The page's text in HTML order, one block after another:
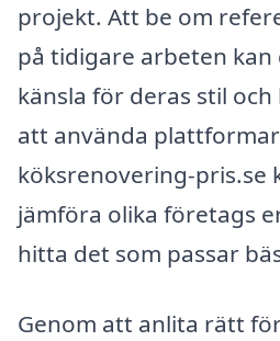
projekt. Att be om
på tidigare arbeten kan
känsla för deras stil
att använda
köksrenovering-pris.se
jämföra olika företags
hitta det som passar
Genom att anlita rätt